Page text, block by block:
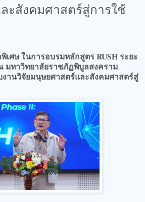
ะสังคมศาสตร์สู่การใช้
เศษ ในการอบรมหลักสูตร RUSH ระยะ
มหาวิทยาลัยราชภัฏพิบูลสงคราม
านวิจัยมนุษยศาสตร์และสังคมศาสตร์สู่